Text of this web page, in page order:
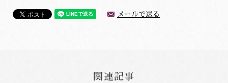
メールで送る
関連記事